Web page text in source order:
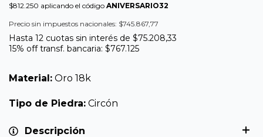
$812.250 aplicando el código ANIVERSARIO32
Precio sin impuestos nacionales: $745.867,77
Hasta 12 cuotas sin interés de $75.208,33
15% off transf. bancaria: $767.125
Material: Oro 18k
Tipo de Piedra: Circón
Descripción